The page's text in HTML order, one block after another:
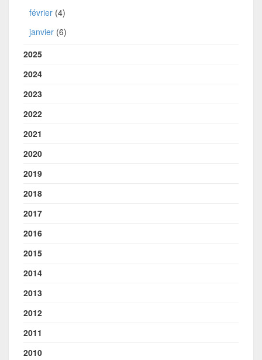
février (4)
janvier (6)
2025
2024
2023
2022
2021
2020
2019
2018
2017
2016
2015
2014
2013
2012
2011
2010